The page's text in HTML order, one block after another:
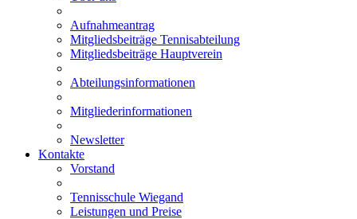
Aufnahmeantrag
Mitgliedsbeiträge Tennisabteilung
Mitgliedsbeiträge Hauptverein
Abteilungsinformationen
Mitgliederinformationen
Newsletter
Kontakte
Vorstand
Tennisschule Wiegand
Leistungen und Preise